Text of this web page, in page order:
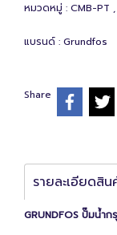
หมวดหมู่ : CMB-PT ,
แบรนด์ : Grundfos
Share
รายละเอียดสิน
GRUNDFOS ปั๊มน้ำ